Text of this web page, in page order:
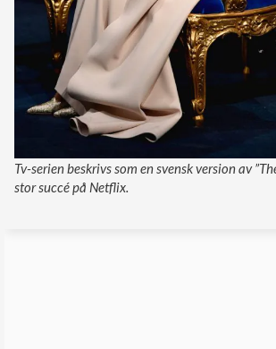
Tv-serien beskrivs som en svensk version av
stor succé på Netflix.